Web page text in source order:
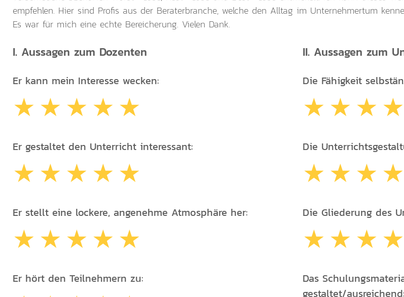
empfehlen. Hier sind Profis aus der Beraterbranche, welche den Alltag im Unternehmertum
Es war für mich eine echte Bereicherung. Vielen Dank.
I. Aussagen zum Dozenten
Er kann mein Interesse wecken:
Er gestaltet den Unterricht interessant:
Er stellt eine lockere, angenehme Atmosphäre her:
Er hört den Teilnehmern zu:
II. Aussagen zum
Die Fähigkeit
Die
Die Gliederung des
Das
gestaltet/ausreichend: